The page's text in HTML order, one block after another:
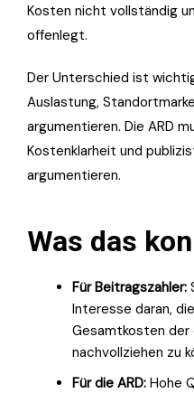
Kosten nicht vollständig
offenlegt.
Der Unterschied ist
Auslastung,
argumentieren. Die ARD
Kostenklarheit und
argumentieren.
Was das
Für Beitragszahler:
Interesse daran,
Gesamtkosten der
nachvollziehen zu
Für die ARD: Hohe